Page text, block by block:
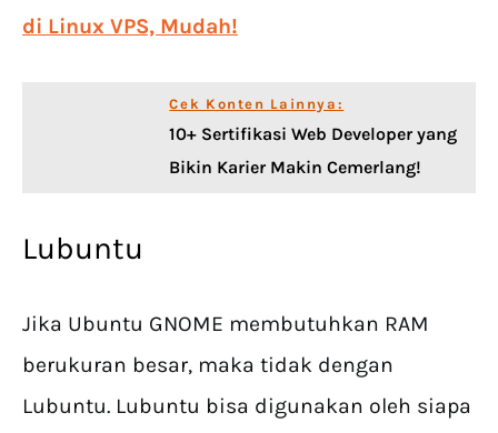
di Linux VPS, Mudah!
Cek Konten Lainnya:
10+ Sertifikasi Web Developer yang
Bikin Karier Makin Cemerlang!
Lubuntu
Jika Ubuntu GNOME membutuhkan RAM
berukuran besar, maka tidak dengan
Lubuntu. Lubuntu bisa digunakan oleh siapa